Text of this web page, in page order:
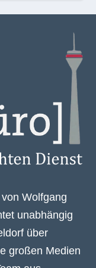
Wolfgang
unabhängig
über
großen Medien